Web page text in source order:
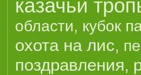
казачьи
области, кубок
охота на лис,
поздравления,